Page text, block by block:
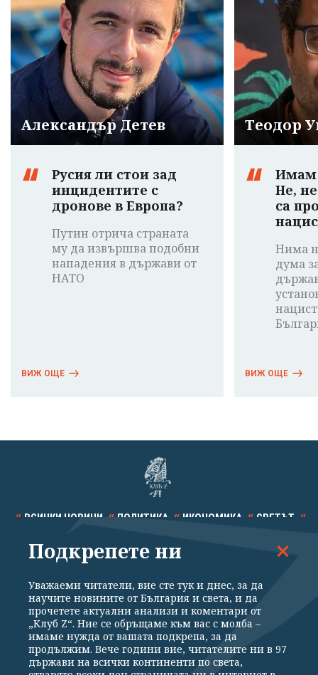
Александър Детев
Русия ли стои зад
инцидентите с
дронове в Европа?
Путин отрича страната
му да извършва подобни
нападения в държави от
НАТО
ВИЖ ОЩЕ
Теодор
Имам
Не,
са
Нима
дума
ВИЖ ОЩЕ
ВСИЧКИ НОВИНИ ПОЛИТИКА ИКОНОМИКА СВЕТЪТ
СПОРТ КУЛТУРА ТЕХНОЛОГИИ КАЛЕЙДОСКОП
Общи условия
Политика за поверителност
Подкрепете ни
Уважаеми читатели, вие сте тук и днес, за да
научите новините от България и света, и да
прочетете актуални анализи и коментари от
„Клуб Z“. Ние се обръщаме към вас с молба –
имаме нужда от вашата подкрепа, за да
продължим. Вече години вие, читателите ни в 97
държави на всички континенти по света,